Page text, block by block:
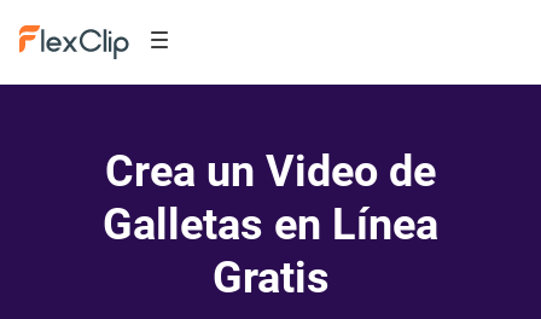
Crea un Video de
Galletas en Línea
Gratis